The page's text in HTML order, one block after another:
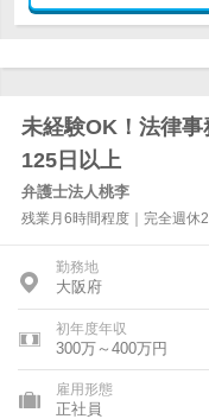
未経験OK！法律
125日以上
弁護士法人桃李
残業月6時間程度｜完全週
勤務地
大阪府
初年度年収
300万～400万円
雇用形態
正社員